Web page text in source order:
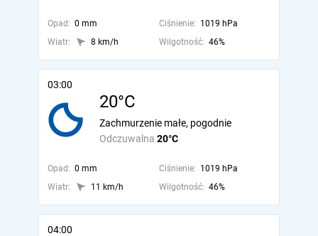
Opad: 0 mm Ciśnienie: 1019 hPa
Wiatr:
8 km/h Wilgotność: 46%
03:00
20°C
Odczuwalna 20°C
Zachmurzenie małe, pogodnie
Opad: 0 mm Ciśnienie: 1019 hPa
Wiatr:
11 km/h Wilgotność: 46%
04:00